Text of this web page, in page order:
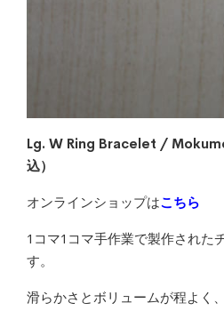
Lg. W Ring Bracelet /
込）
オンラインショップはこちら
1コマ1コマ手作業で製作された
す。
滑らかさとボリュームが程よく